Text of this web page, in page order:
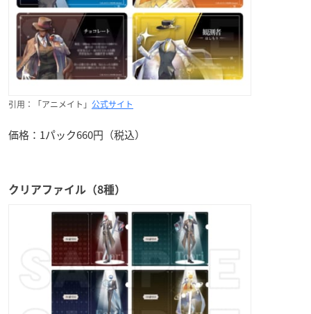
引用：「アニメイト」 公式サイト
価格：1パック660円（税込）
クリアファイル（8種）